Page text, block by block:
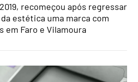
recomeçou após regressar
estética uma marca com
em Faro e Vilamoura